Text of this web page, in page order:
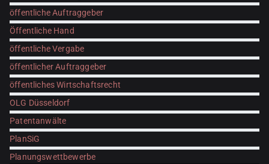
öffentliche Auftraggeber
Öffentliche Hand
öffentliche Vergabe
öffentlicher Auftraggeber
öffentliches Wirtschaftsrecht
OLG Düsseldorf
Patentanwälte
PlanSiG
Planungswettbewerbe